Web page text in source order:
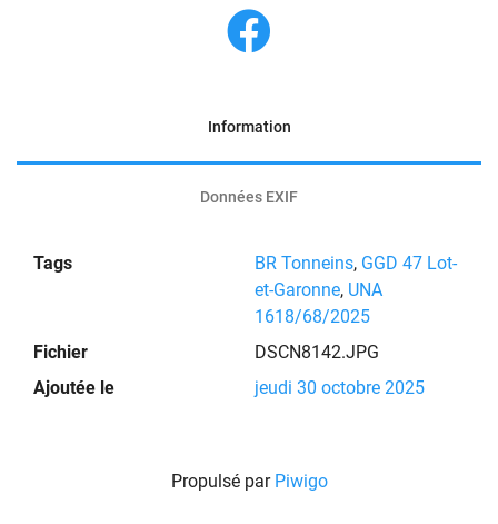
Information
Données EXIF
Tags BR Tonneins, GGD 47 Lot-
et-Garonne, UNA
1618/68/2025
Fichier
DSCN8142.JPG
Ajoutée le
jeudi 30 octobre 2025
Propulsé par Piwigo